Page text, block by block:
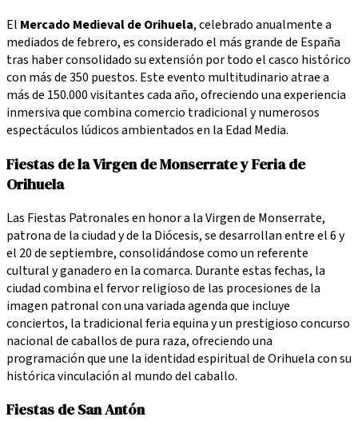
El Mercado Medieval de Orihuela, celebrado anualmente a
mediados de febrero, es considerado el más grande de España
tras haber consolidado su extensión por todo el casco histórico
con más de 350 puestos. Este evento multitudinario atrae a
más de 150.000 visitantes cada año, ofreciendo una experiencia
inmersiva que combina comercio tradicional y numerosos
espectáculos lúdicos ambientados en la Edad Media.
Fiestas de la Virgen de Monserrate y Feria de
Orihuela
Las Fiestas Patronales en honor a la Virgen de Monserrate,
patrona de la ciudad y de la Diócesis, se desarrollan entre el 6 y
el 20 de septiembre, consolidándose como un referente
cultural y ganadero en la comarca. Durante estas fechas, la
ciudad combina el fervor religioso de las procesiones de la
imagen patronal con una variada agenda que incluye
conciertos, la tradicional feria equina y un prestigioso concurso
nacional de caballos de pura raza, ofreciendo una
programación que une la identidad espiritual de Orihuela con su
histórica vinculación al mundo del caballo.
Fiestas de San Antón